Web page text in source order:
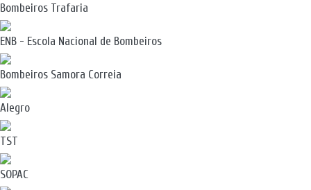
Bombeiros Trafaria
ENB - Escola Nacional de Bombeiros
Bombeiros Samora Correia
Alegro
TST
SOPAC